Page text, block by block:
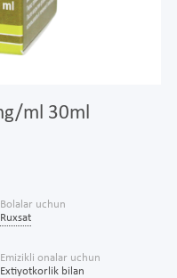
ml 30ml
Bolalar uchun
Ruxsat
Emizikli onalar uchun
Extiyotkorlik bilan